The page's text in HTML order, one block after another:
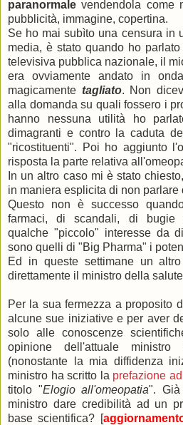
paranormale vendendola come
pubblicità, immagine, copertina.
Se ho mai subìto una censura in
media, è stato quando ho
televisiva pubblica nazionale, il
era ovviamente andato in
magicamente tagliato. Non
alla domanda su quali fossero i
hanno nessuna utilità ho
dimagranti e contro la caduta
"ricostituenti". Poi ho aggiunto
risposta la parte relativa
In un altro caso mi è stato
in maniera esplicita di non parlare
Questo non è successo
farmaci, di scandali, di bugie
qualche "piccolo" interesse da
sono quelli di "Big Pharma" i
Ed in queste settimane un
direttamente il ministro della
Per la sua fermezza a proposito
alcune sue iniziative e per aver
solo alle conoscenze
opinione dell'attuale
(nonostante la mia diffidenza
ministro ha scritto la prefazione
titolo "Elogio all'omeopatia". Già
ministro dare credibilità ad un
base scientifica? [